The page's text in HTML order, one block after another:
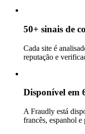
50+ sinais de
Cada site é
reputação e
Disponível em
A Fraudly está
francês, espanhol e